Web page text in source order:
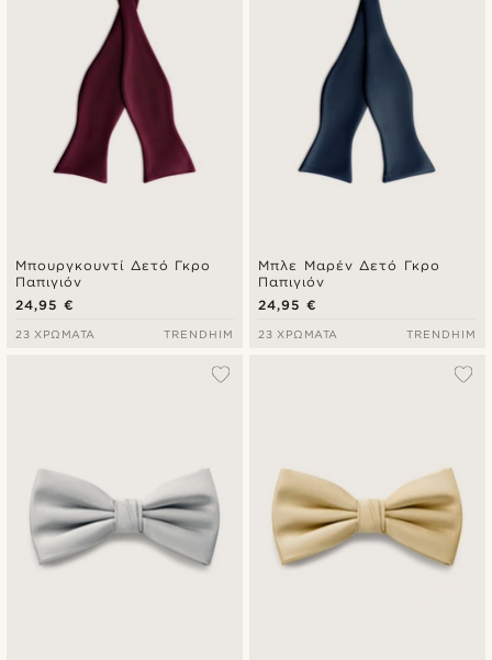
Μπουργκουντί Δετό Γκρο
Παπιγιόν
24,95 €
23 ΧΡΏΜΑΤΑ TRENDHIM
Μπλε Μαρέν Δετό Γκρο
Παπιγιόν
24,95 €
23 ΧΡΏΜΑΤΑ TRENDHIM